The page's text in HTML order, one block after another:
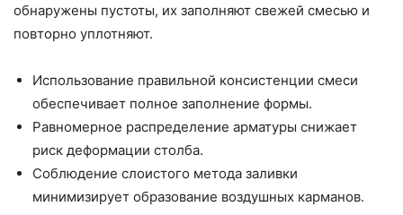
обнаружены пустоты, их заполняют свежей смесью и
повторно уплотняют.
Использование правильной консистенции смеси
обеспечивает полное заполнение формы.
Равномерное распределение арматуры снижает
риск деформации столба.
Соблюдение слоистого метода заливки
минимизирует образование воздушных карманов.